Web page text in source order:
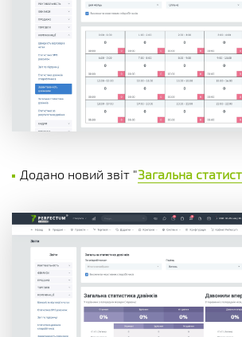
Додано новий звіт "Загальна